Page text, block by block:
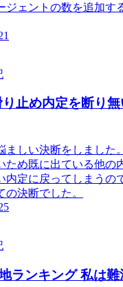
ジェントの数を追加す
止め内定を断り無
ましい決断をしました
ため既に出ている他の
内定に戻ってしまうの
の決断でした。
ランキング 私は